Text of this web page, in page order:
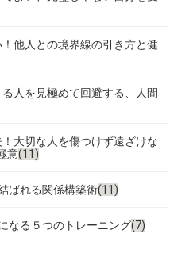
他人との境界線の引き方と健
人を見極めて回避する、人間
大切な人を傷つけず遠ざけな
意(11)
ばれる関係構築術(11)
なる５つのトレーニング(7)